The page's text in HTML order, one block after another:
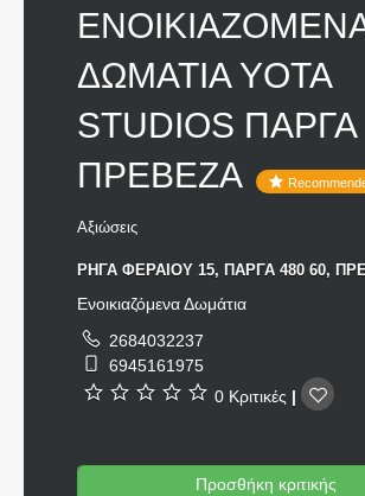
ΔΩΜΑΤΙΑ YOTA
STUDIOS ΠΑΡΓΑ
ΠΡΕΒΕΖΑ
Αξιώσεις
ΡΗΓΑ ΦΕΡΑΙΟΥ 15, ΠΑΡΓΑ 480 60,
Ενοικιαζόμενα Δωμάτια
2684032237
6945161975
0 Κριτικές |
Προσθήκη κριτικής